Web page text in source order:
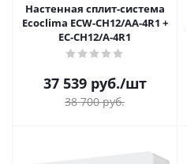
Настенная сплит-система
Ecoclima ECW-СH12/AA-4R1 +
EC-CH12/A-4R1
37 539руб./шт
38 700руб.